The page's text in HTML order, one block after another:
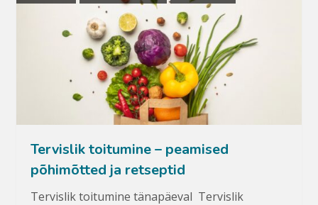
Tervislik toitumine – peamised
põhimõtted ja retseptid
Tervislik toitumine tänapäeval Tervislik